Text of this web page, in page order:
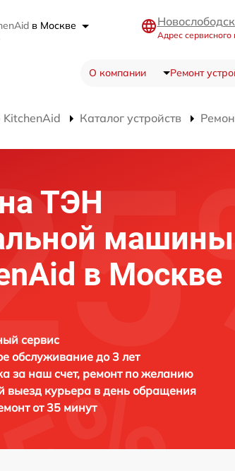
в Москве
Адрес
О компании Ремонт
Каталог устройств
ТЭН
машины
в Москве
сервис
обслуживание до 3 лет
за наш счет, ремонт по желанию
выезд курьера в день обращения
от 35 минут